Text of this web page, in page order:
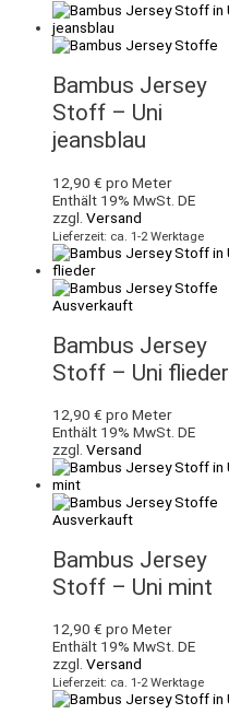
Bambus Jersey
Stoff – Uni
jeansblau
12,90 € pro Meter
Enthält 19% MwSt. DE
zzgl. Versand
Lieferzeit: ca. 1-2 Werktage
Ausverkauft
Bambus Jersey
Stoff – Uni flieder
12,90 € pro Meter
Enthält 19% MwSt. DE
zzgl. Versand
Ausverkauft
Bambus Jersey
Stoff – Uni mint
12,90 € pro Meter
Enthält 19% MwSt. DE
zzgl. Versand
Lieferzeit: ca. 1-2 Werktage